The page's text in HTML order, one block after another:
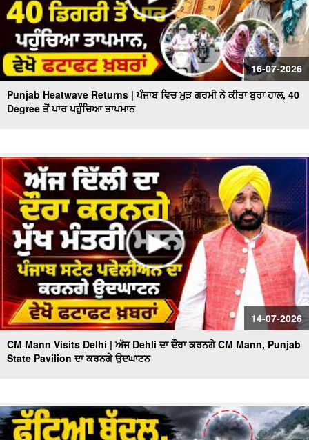
16-07-2026
Punjab Heatwave Returns | ਪੰਜਾਬ ਵਿਚ ਮੁੜ ਗਰਮੀ ਨੇ ਕੀਤਾ ਬੁਰਾ ਹਾਲ, 40
Degree ਤੋਂ ਪਾਰ ਪਹੁੰਚਿਆ ਤਾਪਮਾਨ
14-07-2026
CM Mann Visits Delhi | ਅੱਜ Dehli ਦਾ ਦੌਰਾ ਕਰਨਗੇ CM Mann, Punjab
State Pavilion ਦਾ ਕਰਨਗੇ ਉਦਘਾਟਨ